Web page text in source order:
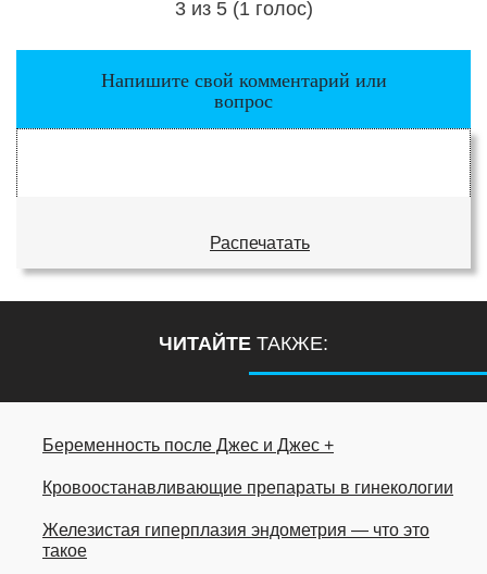
Загрузка...
3 из 5 (1 голос)
Напишите свой комментарий или
вопрос
Распечатать
ЧИТАЙТЕ ТАКЖЕ:
Беременность после Джес и Джес +
Кровоостанавливающие препараты в гинекологии
Железистая гиперплазия эндометрия — что это
такое